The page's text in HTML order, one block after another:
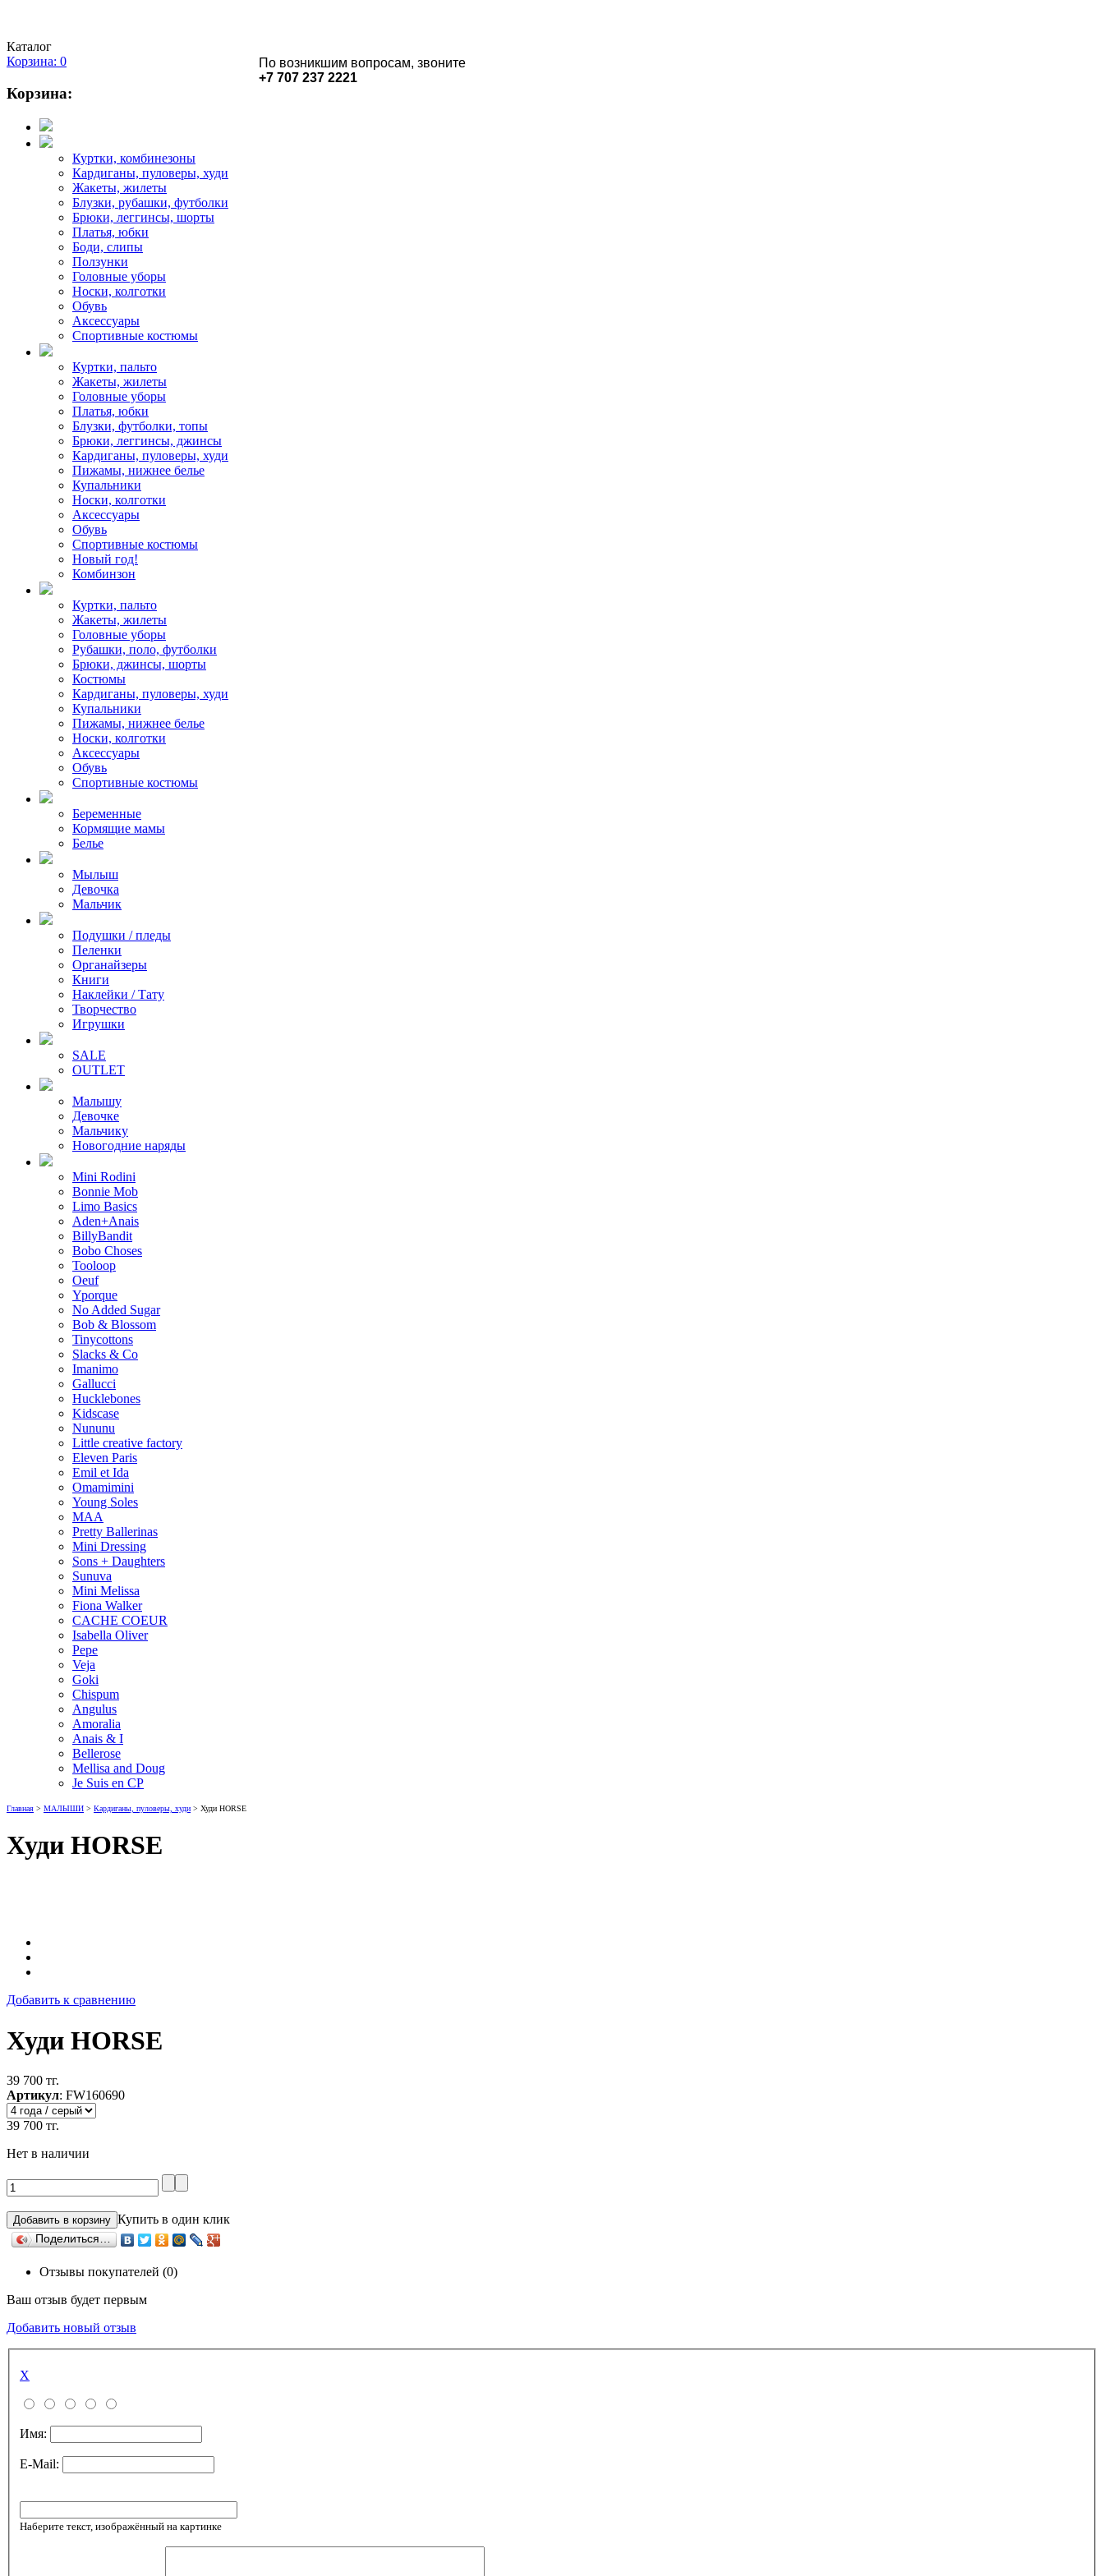
По возникшим вопросам, звоните
+7 707 237 2221
Каталог
Корзина: 0
Корзина:
Куртки, комбинезоны
Кардиганы, пуловеры, худи
Жакеты, жилеты
Блузки, рубашки, футболки
Брюки, леггинсы, шорты
Платья, юбки
Боди, слипы
Ползунки
Головные уборы
Носки, колготки
Обувь
Аксессуары
Спортивные костюмы
Куртки, пальто
Жакеты, жилеты
Головные уборы
Платья, юбки
Блузки, футболки, топы
Брюки, леггинсы, джинсы
Кардиганы, пуловеры, худи
Пижамы, нижнее белье
Купальники
Носки, колготки
Аксессуары
Обувь
Спортивные костюмы
Новый год!
Комбинзон
Куртки, пальто
Жакеты, жилеты
Головные уборы
Рубашки, поло, футболки
Брюки, джинсы, шорты
Костюмы
Кардиганы, пуловеры, худи
Купальники
Пижамы, нижнее белье
Носки, колготки
Аксессуары
Обувь
Спортивные костюмы
Беременные
Кормящие мамы
Белье
Мылыш
Девочка
Мальчик
Подушки / пледы
Пеленки
Органайзеры
Книги
Наклейки / Тату
Творчество
Игрушки
SALE
OUTLET
Малышу
Девочке
Мальчику
Новогодние наряды
Mini Rodini
Bonnie Mob
Limo Basics
Aden+Anais
BillyBandit
Bobo Choses
Tooloop
Oeuf
Yporque
No Added Sugar
Bob & Blossom
Tinycottons
Slacks & Co
Imanimo
Gallucci
Hucklebones
Kidscase
Nununu
Little creative factory
Eleven Paris
Emil et Ida
Omamimini
Young Soles
MAA
Pretty Ballerinas
Mini Dressing
Sons + Daughters
Sunuva
Mini Melissa
Fiona Walker
CACHE COEUR
Isabella Oliver
Pepe
Veja
Goki
Chispum
Angulus
Amoralia
Anais & I
Bellerose
Mellisa and Doug
Je Suis en CP
Главная > МАЛЫШИ > Кардиганы, пуловеры, худи > Худи HORSE
Худи HORSE
Добавить к сравнению
Худи HORSE
39 700 тг.
Артикул: FW160690
39 700 тг.
Нет в наличии
Купить в один клик
Поделиться…
Отзывы покупателей (0)
Ваш отзыв будет первым
Добавить новый отзыв
X
Имя:
E-Mail:
Наберите текст, изображённый на картинке